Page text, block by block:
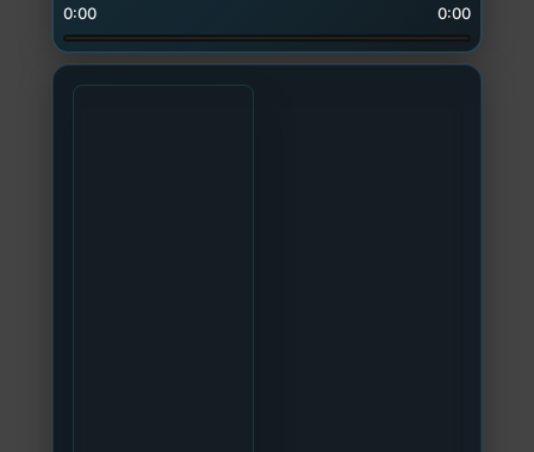
0:00 0:00